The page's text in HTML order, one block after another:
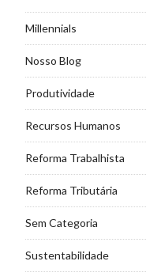
Millennials
Nosso Blog
Produtividade
Recursos Humanos
Reforma Trabalhista
Reforma Tributária
Sem Categoria
Sustentabilidade